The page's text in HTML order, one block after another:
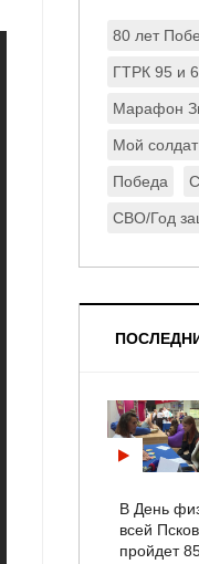
80 лет
ГТРК 95 и
Марафон
Мой
Победа
СВО/Год
В День
всей
пройдет